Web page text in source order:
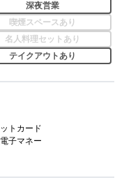
深夜営業
喫煙スペースあり
名人料理セットあり
テイクアウトあり
トカード
子マネー